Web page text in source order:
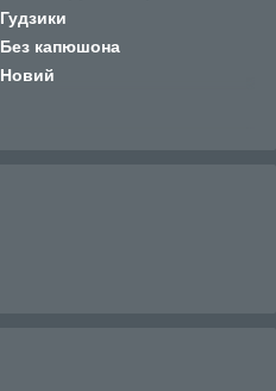
Гудзики
Без капюшона
Новий